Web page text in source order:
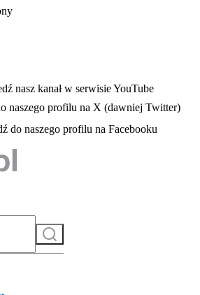
się w nowej karcie
nasz kanał w serwisie YouTube
karcie
naszego profilu na X (dawniej Twitter)
się w nowej karcie
do naszego profilu na Facebooku
Szukaj
do serwisu